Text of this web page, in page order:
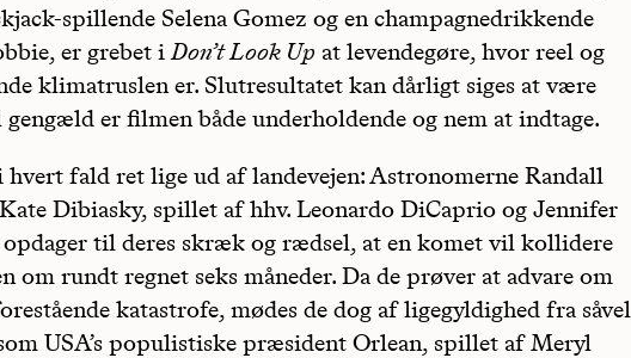
spillende Selena Gomez og en champagnedrikkende
er grebet i Don’t Look Up at levendegøre, hvor reel og
klimatruslen er. Slutresultatet kan dårligt siges at være
er filmen både underholdende og nem at indtage.
fald ret lige ud af landevejen: Astronomerne Randall
Dibiasky, spillet af hhv. Leonardo DiCaprio og Jennifer
opdager til deres skræk og rædsel, at en komet vil kollidere
om rundt regnet seks måneder. Da de prøver at advare om
katastrofe, mødes de dog af ligegyldighed fra såvel
USA’s populistiske præsident Orlean, spillet af Meryl